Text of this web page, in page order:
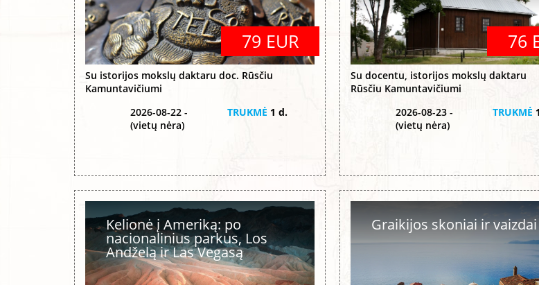
79 EUR
Su istorijos mokslų daktaru doc. Rūsčiu
Kamuntavičiumi
2026-08-22 -
(vietų nėra)
TRUKMĖ 1 d.
76
Su docentu, istorijos mokslų daktaru
Rūsčiu Kamuntavičiumi
2026-08-23 -
(vietų nėra)
TRUKMĖ
Kelionė į Ameriką: po
nacionalinius parkus, Los
Andželą ir Las Vegasą
Graikijos skoniai ir vaizdai